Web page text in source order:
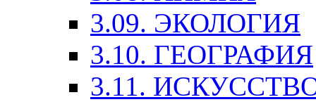
3.09. ЭКОЛОГИЯ
3.10. ГЕОГРАФИЯ
3.11.